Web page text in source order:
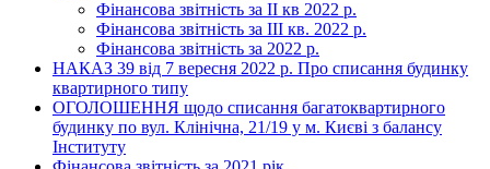
Фінансова звітність за ІІ кв 2022 р.
Фінансова звітність за ІІІ кв. 2022 р.
Фінансова звітність за 2022 р.
НАКАЗ 39 від 7 вересня 2022 р. Про списання будинку
квартирного типу
ОГОЛОШЕННЯ щодо списання багатоквартирного
будинку по вул. Клінічна, 21/19 у м. Києві з балансу
Інституту